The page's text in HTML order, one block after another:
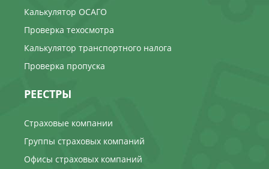
Калькулятор ОСАГО
Проверка техосмотра
Калькулятор транспортного налога
Проверка пропуска
РЕЕСТРЫ
Страховые компании
Группы страховых компаний
Офисы страховых компаний